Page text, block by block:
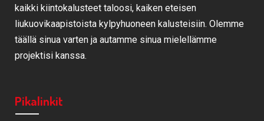
kaikki kiintokalusteet taloosi, kaiken eteisen
liukuovikaapistoista kylpyhuoneen kalusteisiin. Olemme
täällä sinua varten ja autamme sinua mielellämme
projektisi kanssa.
Pikalinkit